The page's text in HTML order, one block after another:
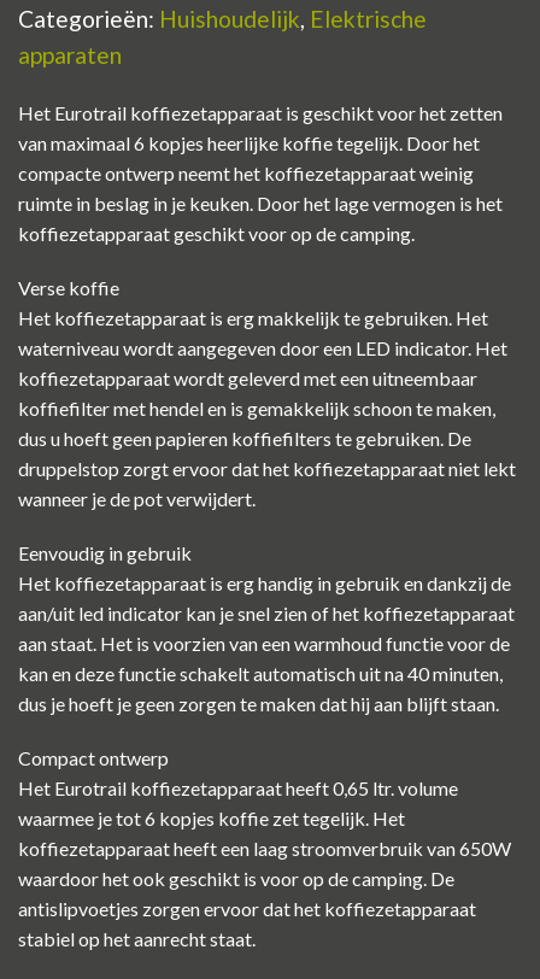
Categorieën: Huishoudelijk, Elektrische
apparaten
Het Eurotrail koffiezetapparaat is geschikt voor het zetten
van maximaal 6 kopjes heerlijke koffie tegelijk. Door het
compacte ontwerp neemt het koffiezetapparaat weinig
ruimte in beslag in je keuken. Door het lage vermogen is het
koffiezetapparaat geschikt voor op de camping.
Verse koffie
Het koffiezetapparaat is erg makkelijk te gebruiken. Het
waterniveau wordt aangegeven door een LED indicator. Het
koffiezetapparaat wordt geleverd met een uitneembaar
koffiefilter met hendel en is gemakkelijk schoon te maken,
dus u hoeft geen papieren koffiefilters te gebruiken. De
druppelstop zorgt ervoor dat het koffiezetapparaat niet lekt
wanneer je de pot verwijdert.
Eenvoudig in gebruik
Het koffiezetapparaat is erg handig in gebruik en dankzij de
aan/uit led indicator kan je snel zien of het koffiezetapparaat
aan staat. Het is voorzien van een warmhoud functie voor de
kan en deze functie schakelt automatisch uit na 40 minuten,
dus je hoeft je geen zorgen te maken dat hij aan blijft staan.
Compact ontwerp
Het Eurotrail koffiezetapparaat heeft 0,65 ltr. volume
waarmee je tot 6 kopjes koffie zet tegelijk. Het
koffiezetapparaat heeft een laag stroomverbruik van 650W
waardoor het ook geschikt is voor op de camping. De
antislipvoetjes zorgen ervoor dat het koffiezetapparaat
stabiel op het aanrecht staat.